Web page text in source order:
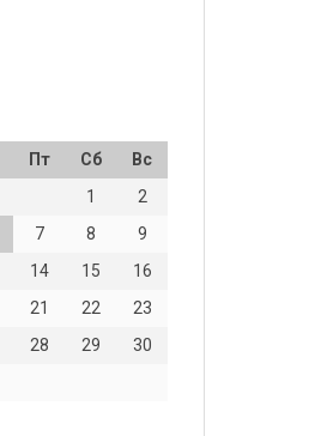
Пт Сб
Вс
1
2
7 8
9
14 15
16
21 22
23
28 29
30